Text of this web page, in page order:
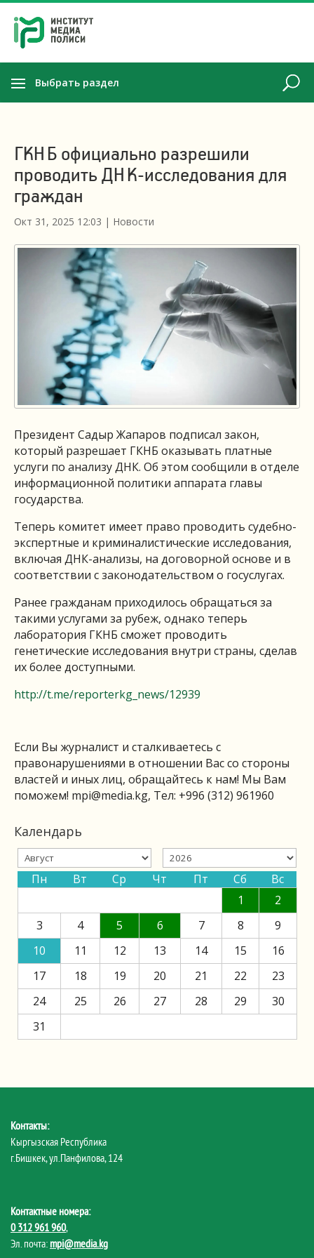
Выбрать раздел
ГКНБ официально разрешили
проводить ДНК-исследования для
граждан
Окт 31, 2025 12:03 | Новости
Президент Садыр Жапаров подписал закон,
который разрешает ГКНБ оказывать платные
услуги по анализу ДНК. Об этом сообщили в отделе
информационной политики аппарата главы
государства.
Теперь комитет имеет право проводить судебно-
экспертные и криминалистические исследования,
включая ДНК-анализы, на договорной основе и в
соответствии с законодательством о госуслугах.
Ранее гражданам приходилось обращаться за
такими услугами за рубеж, однако теперь
лаборатория ГКНБ сможет проводить
генетические исследования внутри страны, сделав
их более доступными.
http://t.me/reporterkg_news/12939
Если Вы журналист и сталкиваетесь с
правонарушениями в отношении Вас со стороны
властей и иных лиц, обращайтесь к нам! Мы Вам
поможем! mpi@media.kg, Тел: +996 (312) 961960
Календарь
Пн Вт Ср Чт Пт Сб
Вс
1
2
3
4 5 6 7 8
9
10
11 12 13 14 15
16
17
18 19 20 21 22
23
24
25 26 27 28 29
30
31
Контакты:
Кыргызская Республика
г.Бишкек, ул.Панфилова, 124
Контактные номера:
0 312 961 960,
Эл. почта: mpi@media.kg